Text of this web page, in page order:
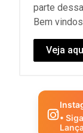
parte
Bem
Veja
•